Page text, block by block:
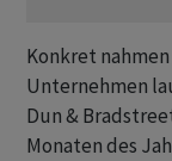
Konkret
Unternehmen
Dun &
Monaten des